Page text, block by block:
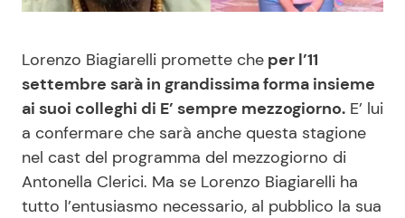
Mondo Mamma
News benessere
Salute
Le Ricette in TV
Primi Piatti
Ricette Facili e Veloci
Lorenzo Biagiarelli promette che per l’11
settembre sarà in grandissima forma insieme
ai suoi colleghi di E’ sempre mezzogiorno. E’ lui
a confermare che sarà anche questa stagione
nel cast del programma del mezzogiorno di
Antonella Clerici. Ma se Lorenzo Biagiarelli ha
tutto l’entusiasmo necessario, al pubblico la sua